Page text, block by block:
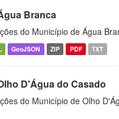
Branca
do Município de Água
GeoJSON ZIP PDF TXT
D'Água do Casado
do Município de Olho